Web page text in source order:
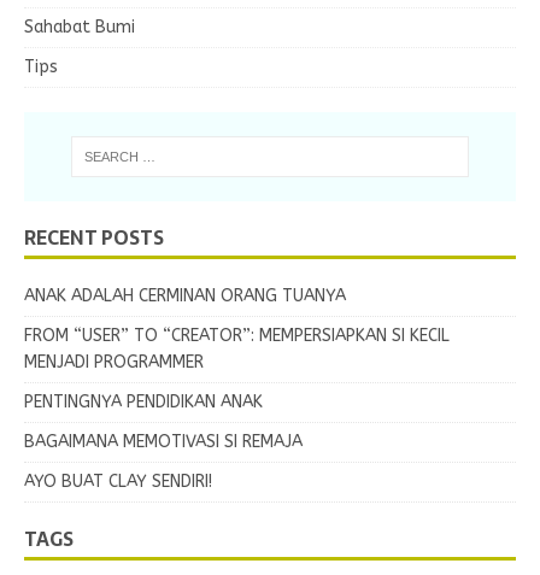
Sahabat Bumi
Tips
RECENT POSTS
ANAK ADALAH CERMINAN ORANG TUANYA
FROM “USER” TO “CREATOR”: MEMPERSIAPKAN SI KECIL
MENJADI PROGRAMMER
PENTINGNYA PENDIDIKAN ANAK
BAGAIMANA MEMOTIVASI SI REMAJA
AYO BUAT CLAY SENDIRI!
TAGS